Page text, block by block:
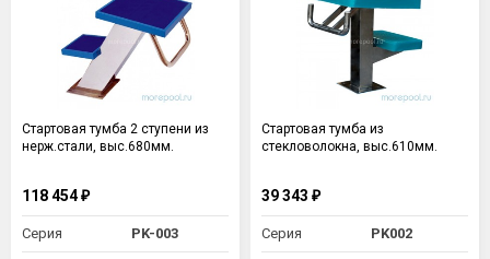
Стартовая тумба 2 ступени из
нерж.стали, выс.680мм.
118 454 ₽
Серия PK-003
Стартовая тумба из
стекловолокна, выс.610мм.
39 343 ₽
Серия PK002